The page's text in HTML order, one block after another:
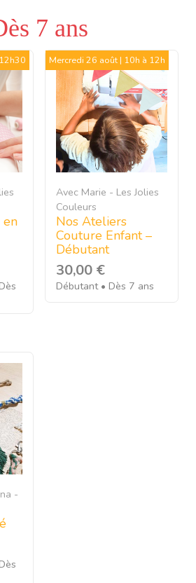
7 ans
Mercredi 26 août | 10h à 12h
Avec Marie - Les Jolies
Couleurs
Nos Ateliers
Couture Enfant –
Débutant
30,00 €
Débutant Dès 7 ans
-